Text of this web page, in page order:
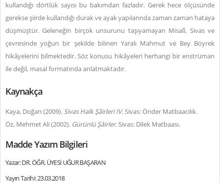
kullandığı dörtlük sayısı bu bakımdan fazladır. Gerek hece ölçüsünde
gerekse şiirde kullandığı durak ve ayak yapılarında zaman zaman hataya
düşmüştür. Geleneğin birçok unsurunu taşıyamayan Misalî, Sivas ve
çevresinde yoğun bir şekilde bilinen Yaralı Mahmut ve Bey Böyrek
hikâyelerini bilmektedir. Söz konusu hikâyeleri herhangi bir enstrüman
ile değil, masal formatında anlatmaktadır.
Kaynakça
Kaya, Doğan (2009). Sivas Halk Şâirleri IV. Sivas: Önder Matbaacılık.
Öz, Mehmet Ali (2002). GürünlüŞâirler. Sivas: Dilek Matbaası.
Madde Yazım Bilgileri
Yazar: DR. ÖĞR. ÜYESİ UĞUR BAŞARAN
Yayın Tarihi: 23.03.2018